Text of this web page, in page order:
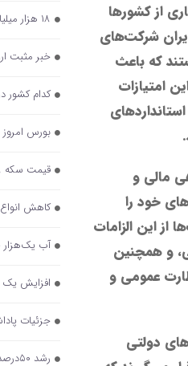
از کشورها
شرکت‌های
که باعث
امتیازات
مالی و
خود را
این الزامات
و همچنین
عمومی و
دولتی
۱۸ هزار میلیارد تومان فرار مالیاتی کشف شد
خبر مثبت
کدام کشور
بورس
قیمت سکه ۲۸ میلیون و ۹۵۰ هزار تومان شد/ افزایش ۱۰ دلاری بهای انس جهانی
کاهش انواع
آب یک‌هزار
افزایش یک
جزئیات
رشد ۵۰درصدی حجم معاملات برق تجدیدپذیر در تابلوی برق سبز بورس